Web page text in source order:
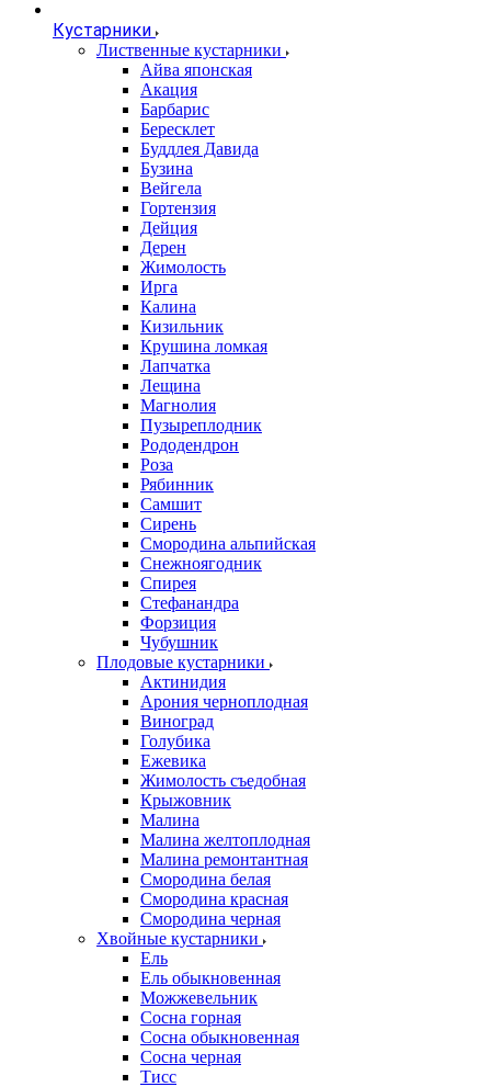
Кустарники
Лиственные кустарники
Айва японская
Акация
Барбарис
Бересклет
Буддлея Давида
Бузина
Вейгела
Гортензия
Дейция
Дерен
Жимолость
Ирга
Калина
Кизильник
Крушина ломкая
Лапчатка
Лещина
Магнолия
Пузыреплодник
Рододендрон
Роза
Рябинник
Самшит
Сирень
Смородина альпийская
Снежноягодник
Спирея
Стефанандра
Форзиция
Чубушник
Плодовые кустарники
Актинидия
Арония черноплодная
Виноград
Голубика
Ежевика
Жимолость съедобная
Крыжовник
Малина
Малина желтоплодная
Малина ремонтантная
Смородина белая
Смородина красная
Смородина черная
Хвойные кустарники
Ель
Ель обыкновенная
Можжевельник
Сосна горная
Сосна обыкновенная
Сосна черная
Тисс